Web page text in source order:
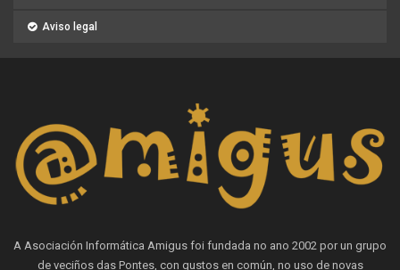
Aviso legal
A Asociación Informática Amigus foi fundada no ano 2002 por un grupo
de veciños das Pontes, con gustos en común, no uso de novas